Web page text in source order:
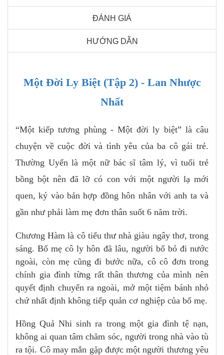
ĐÁNH GIÁ
HƯỚNG DẪN
Một Đời Ly Biệt (Tập 2) - Lan Nhược
Nhất
“Một kiếp tương phùng - Một đời ly biệt” là câu
chuyện về cuộc đời và tình yêu của ba cô gái trẻ.
Thường Uyển là một nữ bác sĩ tâm lý, vì tuổi trẻ
bồng bột nên đã lỡ có con với một người lạ mới
quen, ký vào bản hợp đồng hôn nhân với anh ta và
gần như phải làm mẹ đơn thân suốt 6 năm trời.
Chương Hàm là cô tiểu thư nhà giàu ngây thơ, trong
sáng. Bố mẹ cô ly hôn đã lâu, người bố bỏ đi nước
ngoài, còn mẹ cũng đi bước nữa, cô cô đơn trong
chính gia đình từng rất thân thương của mình nên
quyết định chuyển ra ngoài, mở một tiệm bánh nhỏ
chứ nhất định không tiếp quản cơ nghiệp của bố mẹ.
Hồng Quả Nhi sinh ra trong một gia đình tệ nạn,
không ai quan tâm chăm sóc, người trong nhà vào tù
ra tội. Cô may mắn gặp được một người thương yêu